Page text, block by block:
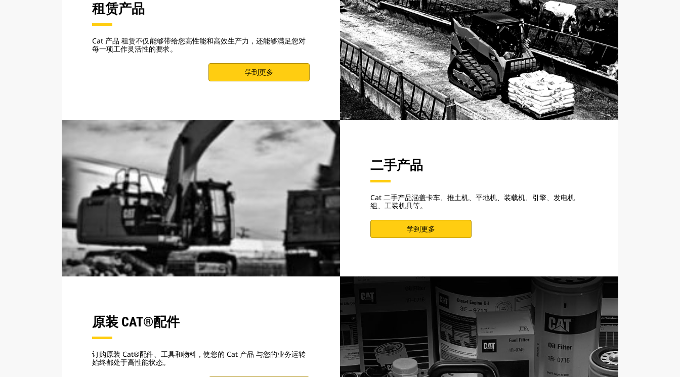
租赁产品
Cat 产品 租赁不仅能够带给您高性能和高效生产力，还能够满足您对
每一项工作灵活性的要求。
学到更多
二手产品
Cat 二手产品涵盖卡车、推土机、平地机、装载机、引擎、发电机
组、工装机具等。
学到更多
原装 CAT®配件
订购原装 Cat®配件、工具和物料，使您的 Cat 产品 与您的业务运转
始终都处于高性能状态。